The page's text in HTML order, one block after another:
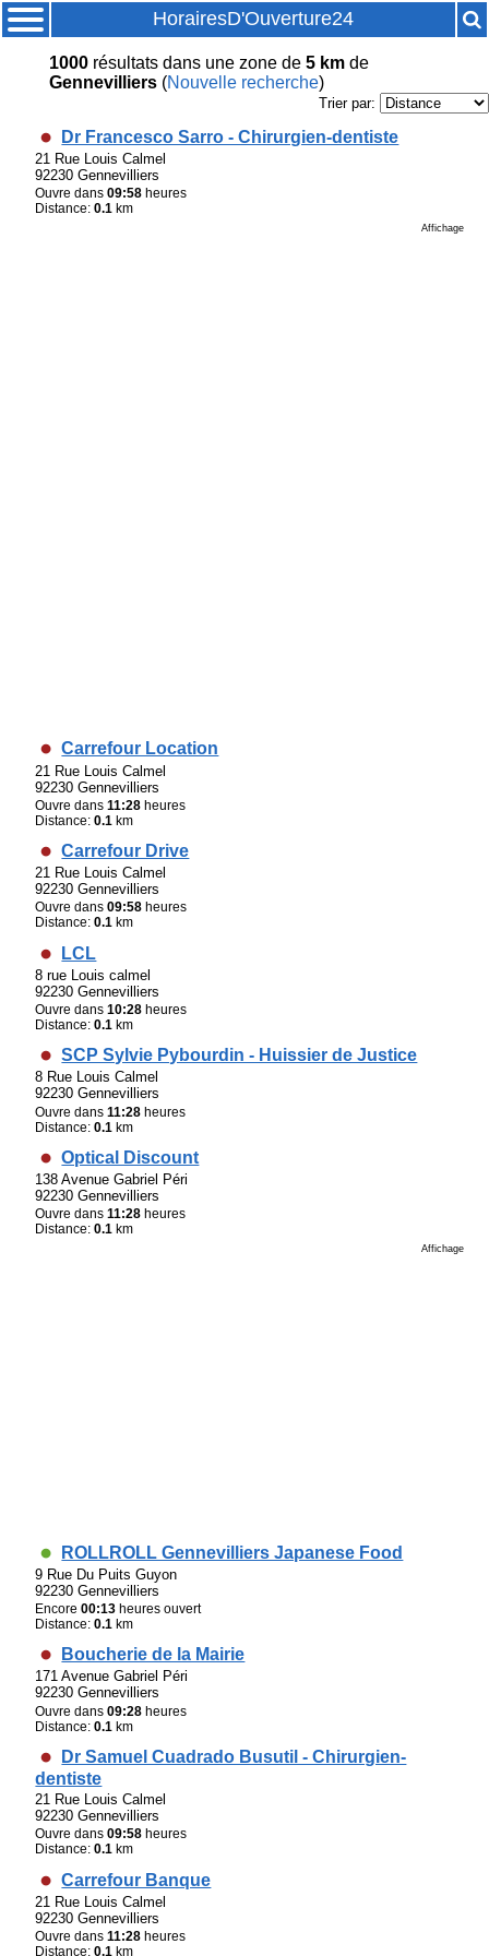
HorairesD'Ouverture24
1000résultatsdans une zone de 5 kmde
Gennevilliers(Nouvelle recherche)
Trier par:
Dr Francesco Sarro - Chirurgien-dentiste
21 Rue Louis Calmel
92230 Gennevilliers
Ouvre dans09:58 heures
Distance:0.1 km
Affichage
Carrefour Location
21 Rue Louis Calmel
92230 Gennevilliers
Ouvre dans11:28 heures
Distance:0.1 km
Carrefour Drive
21 Rue Louis Calmel
92230 Gennevilliers
Ouvre dans09:58 heures
Distance:0.1 km
LCL
8 rue Louis calmel
92230 Gennevilliers
Ouvre dans10:28 heures
Distance:0.1 km
SCP Sylvie Pybourdin - Huissier de Justice
8 Rue Louis Calmel
92230 Gennevilliers
Ouvre dans11:28 heures
Distance:0.1 km
Optical Discount
138 Avenue Gabriel Péri
92230 Gennevilliers
Ouvre dans11:28 heures
Distance:0.1 km
Affichage
ROLLROLL Gennevilliers Japanese Food
9 Rue Du Puits Guyon
92230 Gennevilliers
Encore00:13 heures ouvert
Distance:0.1 km
Boucherie de la Mairie
171 Avenue Gabriel Péri
92230 Gennevilliers
Ouvre dans09:28 heures
Distance:0.1 km
Dr Samuel Cuadrado Busutil - Chirurgien-
dentiste
21 Rue Louis Calmel
92230 Gennevilliers
Ouvre dans09:58 heures
Distance:0.1 km
Carrefour Banque
21 Rue Louis Calmel
92230 Gennevilliers
Ouvre dans11:28 heures
Distance:0.1 km